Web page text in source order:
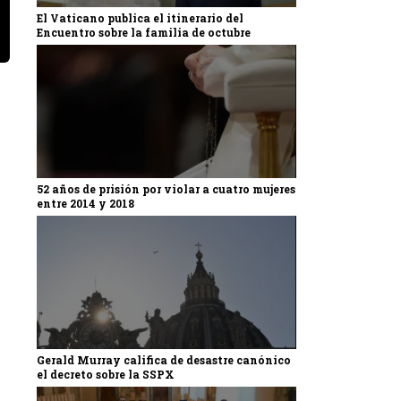
El Vaticano publica el itinerario del
Encuentro sobre la familia de octubre
52 años de prisión por violar a cuatro mujeres
entre 2014 y 2018
Gerald Murray califica de desastre canónico
el decreto sobre la SSPX